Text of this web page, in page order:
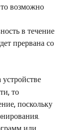
возможно
в течение
прервана со
то
поскольку